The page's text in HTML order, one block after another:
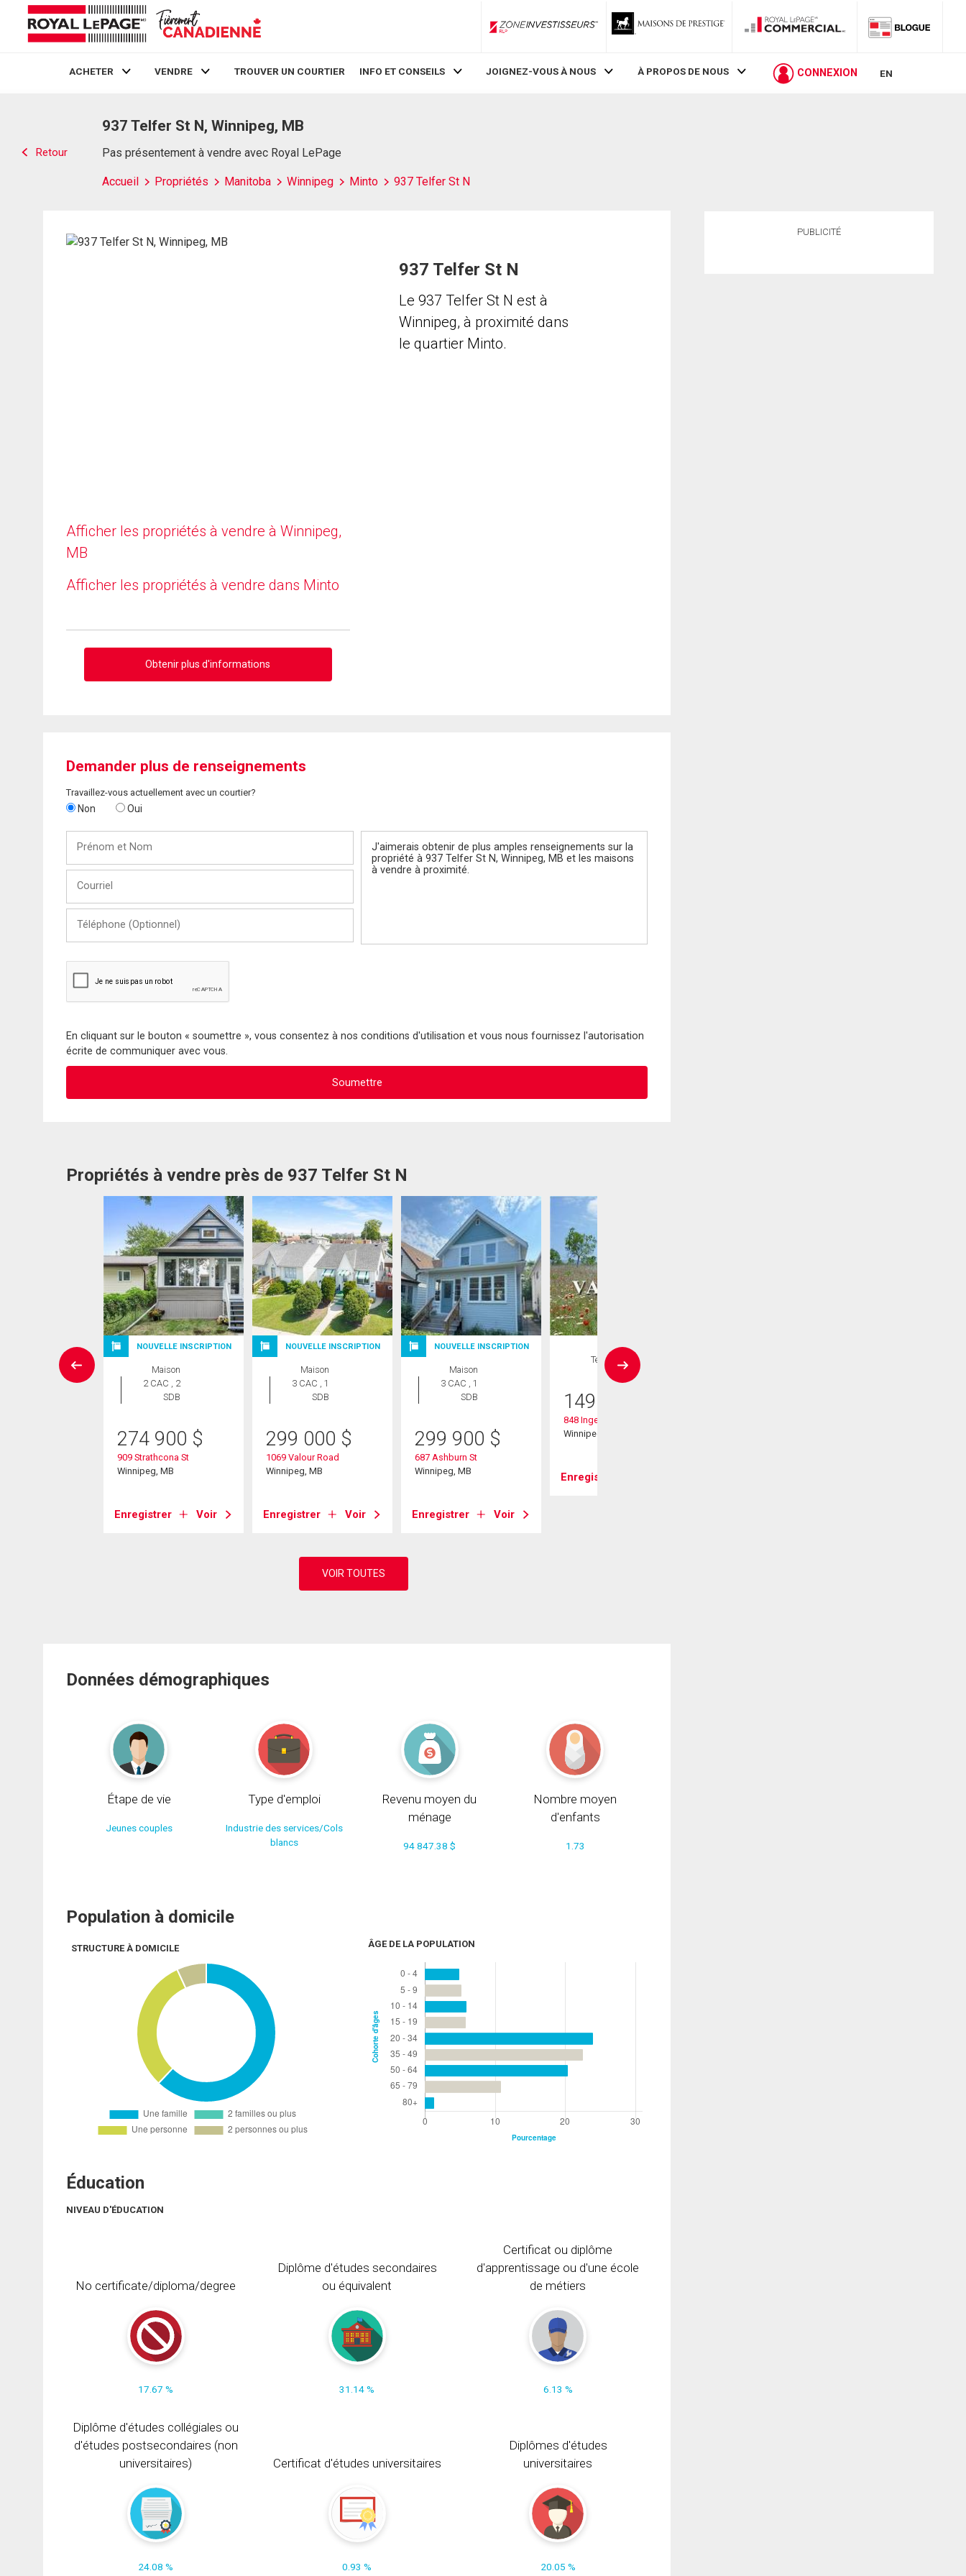
ZoneInvestisseurs RLP
ACHETER VENDRE TROUVER UN COURTIER INFO ET CONSEILS JOIGNEZ-VOUS À NOUS À PROPOS DE NOUS CONNEXION EN
Retour
937 Telfer St N, Winnipeg, MB
Pas présentement à vendre avec Royal LePage
Accueil Propriétés Manitoba Winnipeg Minto 937 Telfer St N
Afficher les propriétés à vendre à Winnipeg,
MB
Afficher les propriétés à vendre dans Minto
Obtenir plus d'informations
937 Telfer St N
Le 937 Telfer St N est à
Winnipeg, à proximité dans
le quartier Minto.
Demander plus de renseignements
Travaillez-vous actuellement avec un courtier?
Non Oui
Nom
(Optionnel)
En cliquant sur le bouton « soumettre », vous consentez à nos conditions d'utilisation et vous nous fournissez l'autorisation
écrite de communiquer avec vous.
Propriétés à vendre près de 937 Telfer St N
NOUVELLE INSCRIPTION
Maison
2 CAC , 2
SDB
274 900 $
909 Strathcona St
Winnipeg, MB
Enregistrer Voir
NOUVELLE INSCRIPTION
Maison
3 CAC , 1
SDB
299 000 $
1069 Valour Road
Winnipeg, MB
Enregistrer Voir
NOUVELLE INSCRIPTION
Maison
3 CAC , 1
SDB
299 900 $
687 Ashburn St
Winnipeg, MB
Enregistrer Voir
Terrain
149 900
848 Ingersoll St
Winnipeg, MB
Enregistrer
Données démographiques
Étape de vie
Jeunes couples
Type d'emploi
Industrie des services/Cols
blancs
Revenu moyen du
ménage
94 847.38 $
Nombre moyen
d'enfants
1.73
Population à domicile
STRUCTURE À DOMICILE ÂGE DE LA POPULATION
Éducation
NIVEAU D'ÉDUCATION
No certificate/diploma/degree
17.67 %
Diplôme d'études secondaires
ou équivalent
31.14 %
Certificat ou diplôme
d'apprentissage ou d'une école
de métiers
6.13 %
Diplôme d'études collégiales ou
d'études postsecondaires (non
universitaires)
24.08 %
Certificat d'études universitaires
0.93 %
Diplômes d'études
universitaires
20.05 %
PUBLICITÉ